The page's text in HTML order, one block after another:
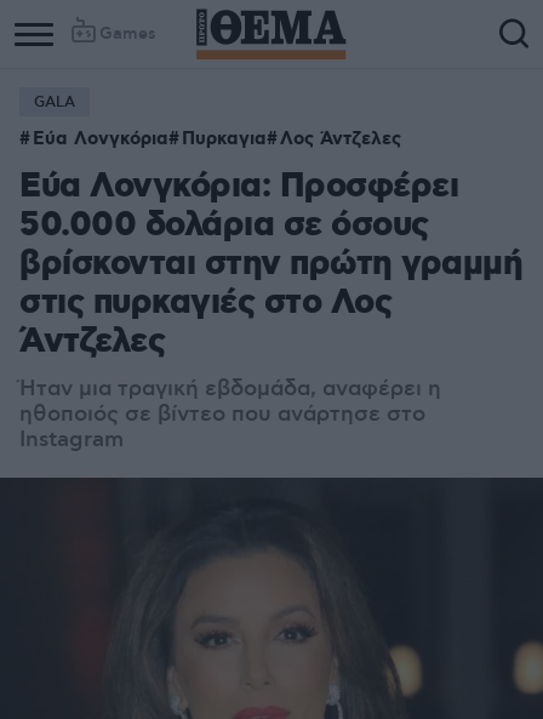
Games
GALA
Εύα Λονγκόρια Πυρκαγια Λος Άντζελες
Εύα Λονγκόρια: Προσφέρει
50.000 δολάρια σε όσους
βρίσκονται στην πρώτη γραμμή
στις πυρκαγιές στο Λος
Άντζελες
Ήταν μια τραγική εβδομάδα, αναφέρει η
ηθοποιός σε βίντεο που ανάρτησε στο
Instagram